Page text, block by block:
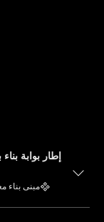
إطار بوابة
مبنى بناء